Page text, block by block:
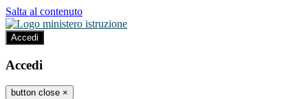
Salta al contenuto
Accedi
Accedi
button close ×